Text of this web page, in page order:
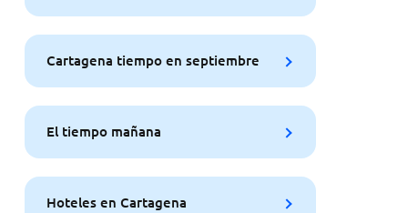
Cartagena tiempo en septiembre
El tiempo mañana
Hoteles en Cartagena